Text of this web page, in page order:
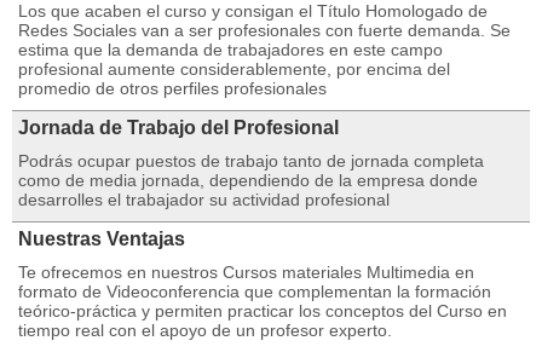
Los que acaben el curso y consigan el Título Homologado de
Redes Sociales van a ser profesionales con fuerte demanda. Se
estima que la demanda de trabajadores en este campo
profesional aumente considerablemente, por encima del
promedio de otros perfiles profesionales
Jornada de Trabajo del Profesional
Podrás ocupar puestos de trabajo tanto de jornada completa
como de media jornada, dependiendo de la empresa donde
desarrolles el trabajador su actividad profesional
Nuestras Ventajas
Te ofrecemos en nuestros Cursos materiales Multimedia en
formato de Videoconferencia que complementan la formación
teórico-práctica y permiten practicar los conceptos del Curso en
tiempo real con el apoyo de un profesor experto.